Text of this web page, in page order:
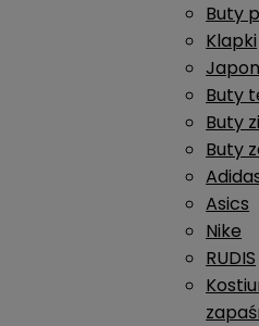
Buty
Klapki
Buty
Buty
Buty
Asics
Nike
RUDIS